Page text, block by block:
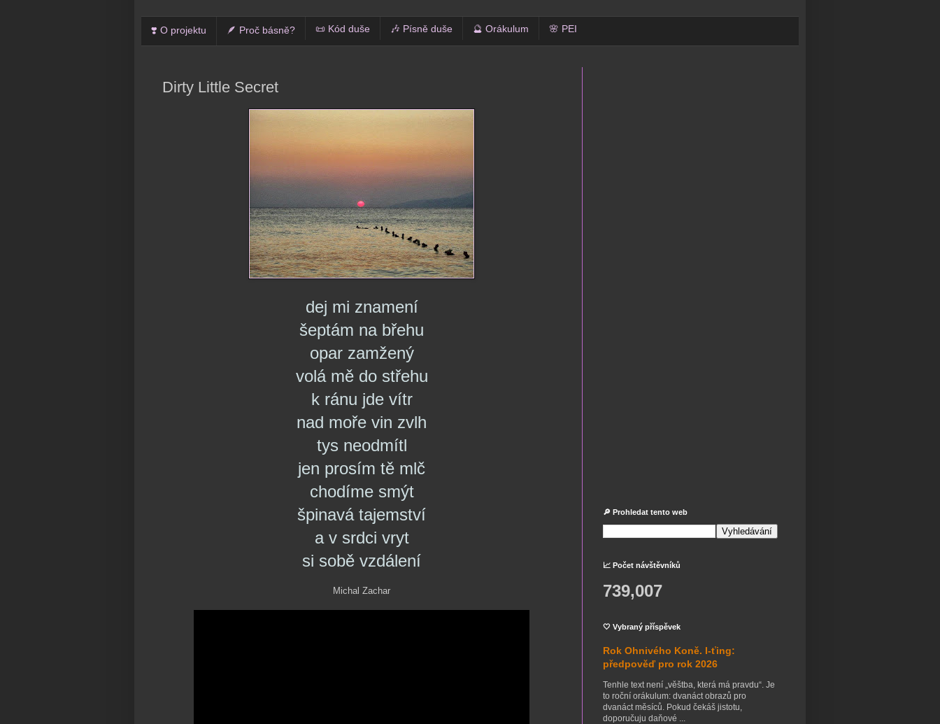
❣️ O projektu 🪶 Proč básně? 📜 Kód duše 🎶 Písně duše 🔮 Orákulum 🌸 PEI
Dirty Little Secret
dej mi znamení
šeptám na břehu
opar zamžený
volá mě do střehu
k ránu jde vítr
nad moře vin zvlh
tys neodmítl
jen prosím tě mlč
chodíme smýt
špinavá tajemství
a v srdci vryt
si sobě vzdálení
Michal Zachar
🔎 Prohledat tento web
📈 Počet návštěvníků
739,007
🤍 Vybraný příspěvek
Rok Ohnivého Koně. I-ťing:
předpověď pro rok 2026
Tenhle text není „věštba, která má pravdu“. Je
to roční orákulum: dvanáct obrazů pro
dvanáct měsíců. Pokud čekáš jistotu,
doporučuju daňové ...